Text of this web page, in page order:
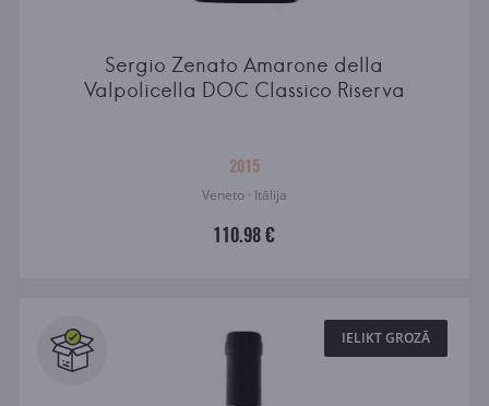
Sergio Zenato Amarone della
Valpolicella DOC Classico Riserva
2015
Veneto · Itālija
110.98 €
IELIKT GROZĀ